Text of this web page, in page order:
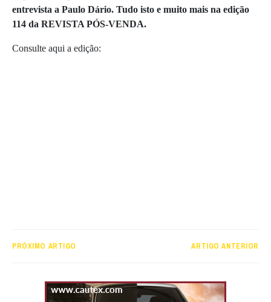
entrevista a Paulo Dário. Tudo isto e muito mais na edição
114 da REVISTA PÓS-VENDA.
Consulte aqui a edição:
PRÓXIMO ARTIGO ARTIGO ANTERIOR